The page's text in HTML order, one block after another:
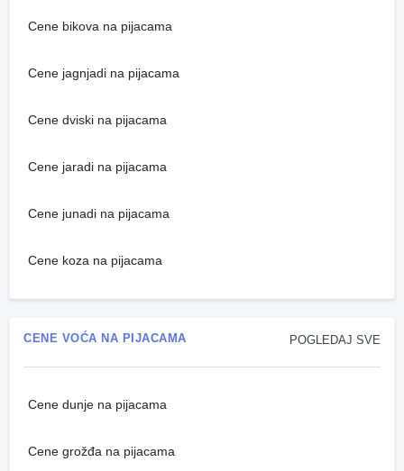
Cene bikova na pijacama
Cene jagnjadi na pijacama
Cene dviski na pijacama
Cene jaradi na pijacama
Cene junadi na pijacama
Cene koza na pijacama
POGLEDAJ SVE
CENE VOĆA NA PIJACAMA
Cene dunje na pijacama
Cene grožđa na pijacama